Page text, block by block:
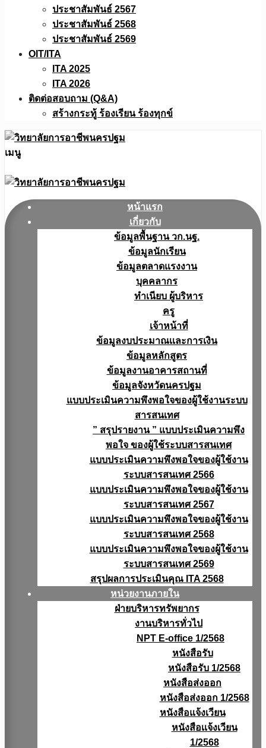
ประชาสัมพันธ์ 2567
ประชาสัมพันธ์ 2568
ประชาสัมพันธ์ 2569
OIT/ITA
ITA 2025
ITA 2026
ติดต่อสอบถาม (Q&A)
สร้างกระทู้ ร้องเรียน ร้องทุกข์
เมนู
หน้าแรก
เกี่ยวกับ
ข้อมูลพื้นฐาน วก.นฐ.
ข้อมูลนักเรียน
ข้อมูลตลาดแรงงาน
บุคคลากร
ทำเนียบ ผู้บริหาร
ครู
เจ้าหน้าที่
ข้อมูลงบประมาณเเละการเงิน
ข้อมูลหลักสูตร
ข้อมูลงานอาคารสถานที่
ข้อมูลจังหวัดนครปฐม
แบบประเมินความพึงพอใจของผู้ใช้งานระบบ
สารสนเทศ
” สรุปรายงาน ” แบบประเมินความพึง
พอใจ ของผู้ใช้ระบบสารสนเทศ
แบบประเมินความพึงพอใจของผู้ใช้งาน
ระบบสารสนเทศ 2566
แบบประเมินความพึงพอใจของผู้ใช้งาน
ระบบสารสนเทศ 2567
แบบประเมินความพึงพอใจของผู้ใช้งาน
ระบบสารสนเทศ 2568
แบบประเมินความพึงพอใจของผู้ใช้งาน
ระบบสารสนเทศ 2569
สรุปผลการประเมินคุณ ITA 2568
หน่วยงานภายใน
ฝ่ายบริหารทรัพยากร
งานบริหารทั่วไป
NPT E-office 1/2568
หนังสือรับ
หนังสือรับ 1/2568
หนังสือส่งออก
หนังสือส่งออก 1/2568
หนังสือแจ้งเวียน
หนังสือเเจ้งเวียน
1/2568